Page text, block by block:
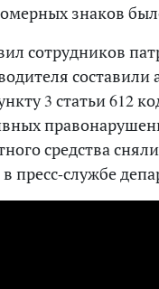
знаков
сотрудников
3 статьи 612
средства
пресс-службе